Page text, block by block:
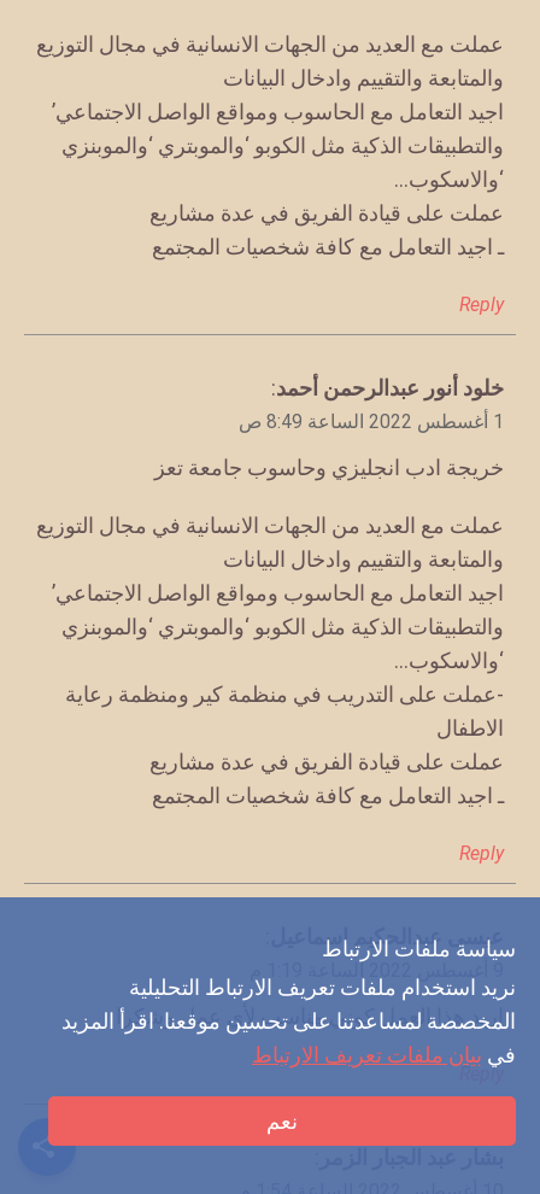
سياسة ملفات الارتباط
نريد استخدام ملفات تعريف الارتباط التحليلية
المخصصة لمساعدتنا على تحسين موقعنا. اقرأ المزيد
في بيان ملفات تعريف الارتباط
نعم
عملت مع العديد من الجهات الانسانية في مجال التوزيع
والمتابعة والتقييم وادخال البيانات
اجيد التعامل مع الحاسوب ومواقع الواصل الاجتماعي’
والتطبيقات الذكية مثل الكوبو ‘والموبتري ‘والموبنزي
‘والاسكوب…
عملت على قيادة الفريق في عدة مشاريع
ـ اجيد التعامل مع كافة شخصيات المجتمع
Reply
يقول
خلود أنور عبدالرحمن أحمد:
1 أغسطس 2022 الساعة 8:49 ص
خريجة ادب انجليزي وحاسوب جامعة تعز
عملت مع العديد من الجهات الانسانية في مجال التوزيع
والمتابعة والتقييم وادخال البيانات
اجيد التعامل مع الحاسوب ومواقع الواصل الاجتماعي’
والتطبيقات الذكية مثل الكوبو ‘والموبتري ‘والموبنزي
‘والاسكوب…
-عملت على التدريب في منظمة كير ومنظمة رعاية
الاطفال
عملت على قيادة الفريق في عدة مشاريع
ـ اجيد التعامل مع كافة شخصيات المجتمع
Reply
يقول
عيسى عبدالحكيم اسماعيل
اريد هذا العمل كوني مناسب لأي عمل وشكرا
Reply